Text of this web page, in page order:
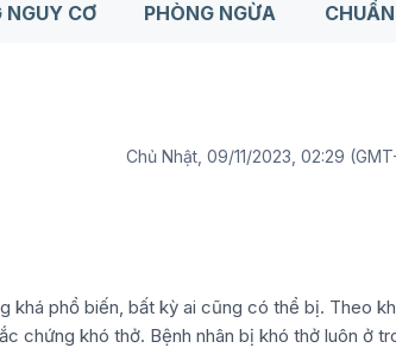
CƠ PHÒNG NGỪA
Chủ Nhật, 09/11/2023, 02:29
khá phổ biến, bất kỳ ai cũng có thể bị. Theo
chứng khó thở. Bệnh nhân bị khó thở luôn ở